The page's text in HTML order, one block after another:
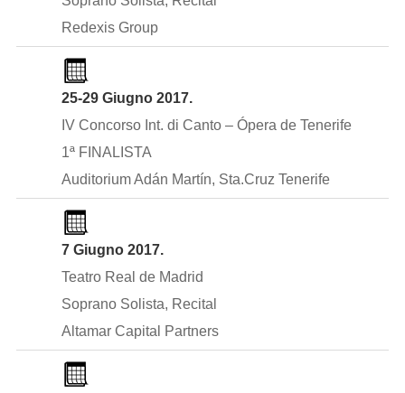
Redexis Group
25-29 Giugno 2017.
IV Concorso Int. di Canto – Ópera de Tenerife
1ª FINALISTA
Auditorium Adán Martín, Sta.Cruz Tenerife
7 Giugno 2017.
Teatro Real de Madrid
Soprano Solista, Recital
Altamar Capital Partners